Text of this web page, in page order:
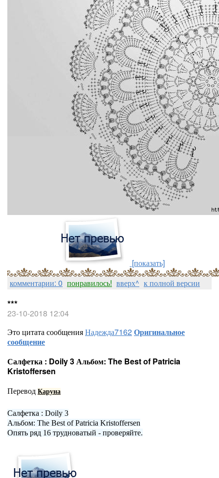
[показать]
комментарии: 0 понравилось! вверх^ к полной версии
***
23-10-2018 12:04
Это цитата сообщенияНадежда7162Оригинальное
сообщение
Салфетка : Doily 3 Альбом: The Best of Patricia
Kristoffersen
Перевод Каруна
Салфетка : Doily 3
Альбом: The Best of Patricia Kristoffersen
Опять ряд 16 трудноватый - проверяйте.